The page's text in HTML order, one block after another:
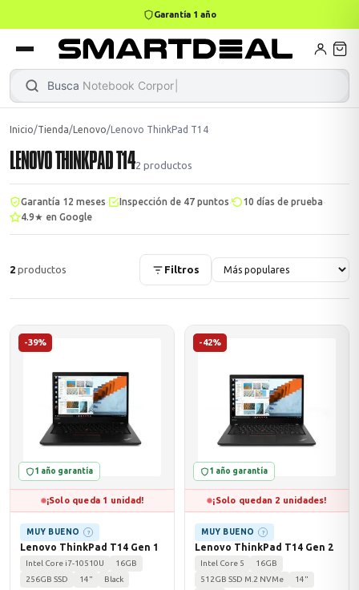
Garantía 1 año
Busca Notebook Corporativo
Gamer
ACER
MacBook Air
→
→
Mini PC
→
Inicio/Tienda/Lenovo/Lenovo ThinkPad T14
LENOVO THINKPAD T142 productos
Garantía 12 meses Inspección de 47 puntos 10 días de prueba
4.9★ en Google
2 productos Filtros
-39%
1 año garantía
¡Solo queda 1 unidad!
MUY BUENO ?
Lenovo ThinkPad T14 Gen 1
Intel Core i7-10510U
16GB
256GB SSD
14" Black
-42%
1 año garantía
¡Solo quedan 2 unidades!
MUY BUENO ?
Lenovo ThinkPad T14 Gen 2
Intel Core 5
16GB
512GB SSD M.2 NVMe
14"